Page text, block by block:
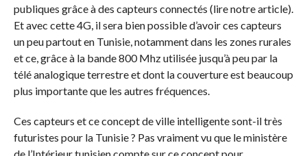
publiques grâce à des capteurs connectés (lire notre article).
Et avec cette 4G, il sera bien possible d’avoir ces capteurs
un peu partout en Tunisie, notamment dans les zones rurales
et ce, grâce à la bande 800 Mhz utilisée jusqu’à peu par la
télé analogique terrestre et dont la couverture est beaucoup
plus importante que les autres fréquences.
Ces capteurs et ce concept de ville intelligente sont-il très
futuristes pour la Tunisie ? Pas vraiment vu que le ministère